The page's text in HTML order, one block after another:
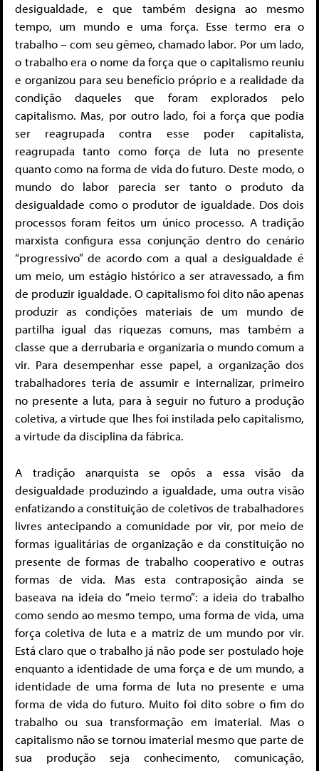
desigualdade, e que também designa ao mesmo
tempo, um mundo e uma força. Esse termo era o
trabalho – com seu gêmeo, chamado labor. Por um lado,
o trabalho era o nome da força que o capitalismo reuniu
e organizou para seu benefício próprio e a realidade da
condição daqueles que foram explorados pelo
capitalismo. Mas, por outro lado, foi a força que podia
ser reagrupada contra esse poder capitalista,
reagrupada tanto como força de luta no presente
quanto como na forma de vida do futuro. Deste modo, o
mundo do labor parecia ser tanto o produto da
desigualdade como o produtor de igualdade. Dos dois
processos foram feitos um único processo. A tradição
marxista configura essa conjunção dentro do cenário
“progressivo” de acordo com a qual a desigualdade é
um meio, um estágio histórico a ser atravessado, a fim
de produzir igualdade. O capitalismo foi dito não apenas
produzir as condições materiais de um mundo de
partilha igual das riquezas comuns, mas também a
classe que a derrubaria e organizaria o mundo comum a
vir. Para desempenhar esse papel, a organização dos
trabalhadores teria de assumir e internalizar, primeiro
no presente a luta, para à seguir no futuro a produção
coletiva, a virtude que lhes foi instilada pelo capitalismo,
a virtude da disciplina da fábrica.
A tradição anarquista se opôs a essa visão da
desigualdade produzindo a igualdade, uma outra visão
enfatizando a constituição de coletivos de trabalhadores
livres antecipando a comunidade por vir, por meio de
formas igualitárias de organização e da constituição no
presente de formas de trabalho cooperativo e outras
formas de vida. Mas esta contraposição ainda se
baseava na ideia do “meio termo”: a ideia do trabalho
como sendo ao mesmo tempo, uma forma de vida, uma
força coletiva de luta e a matriz de um mundo por vir.
Está claro que o trabalho já não pode ser postulado hoje
enquanto a identidade de uma força e de um mundo, a
identidade de uma forma de luta no presente e uma
forma de vida do futuro. Muito foi dito sobre o fim do
trabalho ou sua transformação em imaterial. Mas o
capitalismo não se tornou imaterial mesmo que parte de
sua produção seja conhecimento, comunicação,